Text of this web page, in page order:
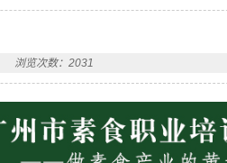
浏览次数：2031